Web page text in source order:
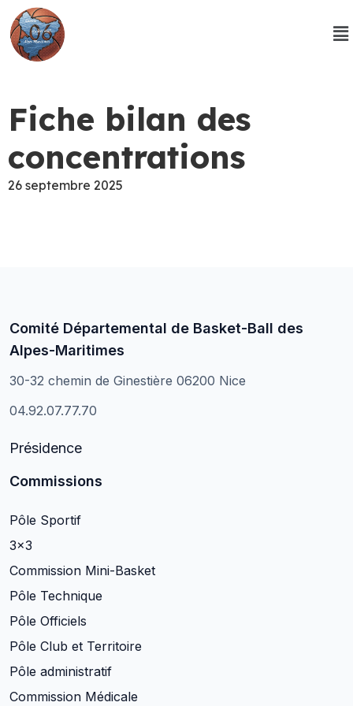
Fiche bilan des
concentrations
26 septembre 2025
Comité Départemental de Basket-Ball des
Alpes-Maritimes
30-32 chemin de Ginestière 06200 Nice
04.92.07.77.70
Présidence
Commissions
Pôle Sportif
3×3
Commission Mini-Basket
Pôle Technique
Pôle Officiels
Pôle Club et Territoire
Pôle administratif
Commission Médicale